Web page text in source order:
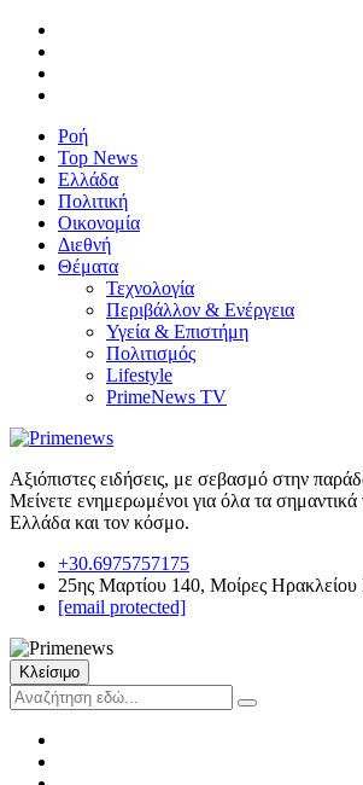
Ροή
Top News
Ελλάδα
Πολιτική
Οικονομία
Διεθνή
Θέματα
Τεχνολογία
Περιβάλλον & Ενέργεια
Υγεία & Επιστήμη
Πολιτισμός
Lifestyle
PrimeNews TV
Αξιόπιστες ειδήσεις, με σεβασμό στην
Μείνετε ενημερωμένοι για όλα τα σημαντικά
Ελλάδα και τον κόσμο.
+30.6975757175
25ης Μαρτίου 140, Μοίρες Ηρακλείου
[email protected]
Κλείσιμο